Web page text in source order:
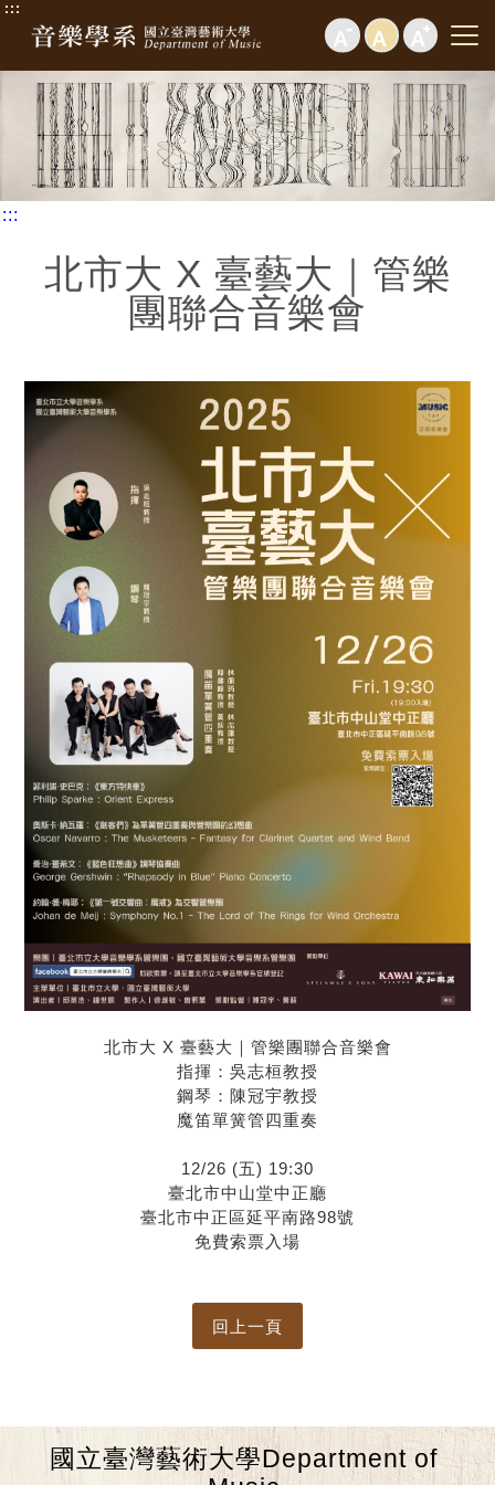
:::
:::
北市大 X 臺藝大｜管樂
團聯合音樂會
北市大 X 臺藝大｜管樂團聯合音樂會
指揮：吳志桓教授
鋼琴：陳冠宇教授
魔笛單簧管四重奏
12/26 (五) 19:30
臺北市中山堂中正廳
臺北市中正區延平南路98號
免費索票入場
國立臺灣藝術大學Department of